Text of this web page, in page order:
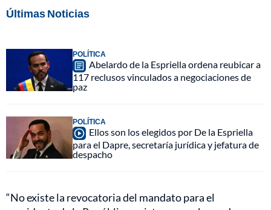
Últimas Noticias
POLÍTICA
Abelardo de la Espriella ordena reubicar a
117 reclusos vinculados a negociaciones de
paz
POLÍTICA
Ellos son los elegidos por De la Espriella
para el Dapre, secretaría jurídica y jefatura de
despacho
“No existe la revocatoria del mandato para el